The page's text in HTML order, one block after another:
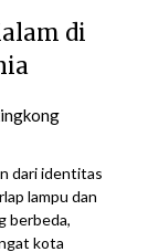
di
dari identitas
lampu dan
berbeda,
kota